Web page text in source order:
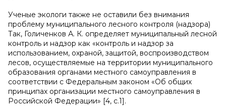
Ученые экологи также не оставили без внимания
проблему муниципального лесного контроля (надзора)
Так, Голиченков А. К. определяет муниципальный лесной
контроль и надзор как «контроль и надзор за
использованием, охраной, защитой, воспроизводством
лесов, осуществляемые на территории муниципального
образования органами местного самоуправления в
соответствии с Федеральным законом «Об общих
принципах организации местного самоуправления в
Российской Федерации» [4, c.1].